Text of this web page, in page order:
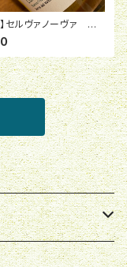
】セルヴァノーヴァ ロ
アンコ・フリッツアンテ